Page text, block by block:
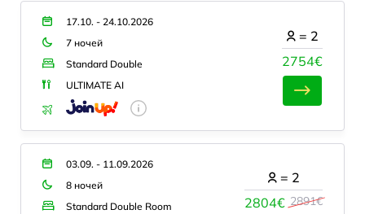
17.10. - 24.10.2026
7 ночей
Standard Double
ULTIMATE AI
2754€
= 2
03.09. - 11.09.2026
8 ночей
Standard Double Room
2804€ 2891€
= 2